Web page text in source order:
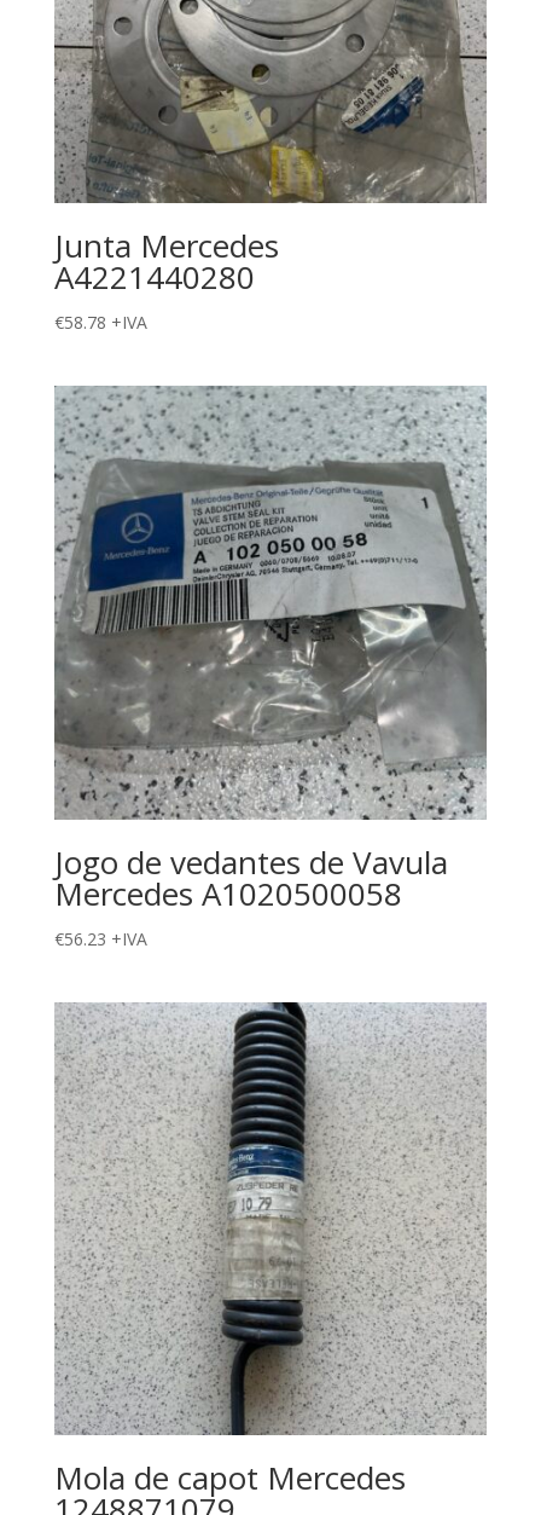
Junta Mercedes
A4221440280
€58.78 +IVA
Jogo de vedantes de Vavula
Mercedes A1020500058
€56.23 +IVA
Mola de capot Mercedes